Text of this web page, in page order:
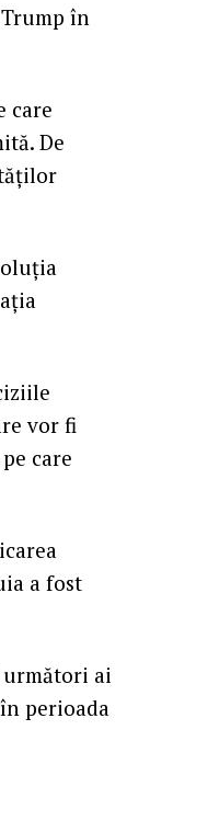
în
care
De
vor fi
care
a fost
următori ai
perioada